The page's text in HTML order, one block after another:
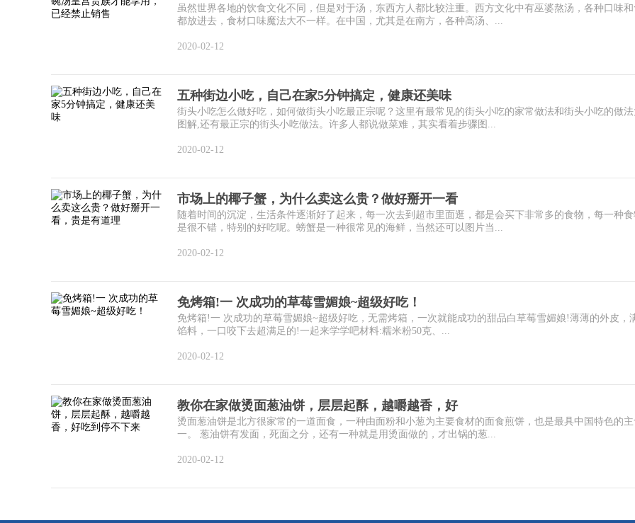
虽然世界各地的饮食文化不同，但是对于汤，东西方人都比较注重。西方文化中有巫婆熬汤，各种口味
都放进去，食材口味魔法大不一样。在中国，尤其是在南方，各种高汤、...
2020-02-12
五种街边小吃，自己在家5分钟搞定，健康还美味
街头小吃怎么做好吃，如何做街头小吃最正宗呢？这里有最常见的街头小吃的家常做法和街头小吃的做法
图解,还有最正宗的街头小吃做法。许多人都说做菜难，其实看着步骤图...
2020-02-12
市场上的椰子蟹，为什么卖这么贵？做好掰开一看
随着时间的沉淀，生活条件逐渐好了起来，每一次去到超市里面逛，都是会买下非常多的食物，每一种
是很不错，特别的好吃呢。螃蟹是一种很常见的海鲜，当然还可以图片当...
2020-02-12
免烤箱!一 次成功的草莓雪媚娘~超级好吃！
免烤箱!一 次成功的草莓雪媚娘~超级好吃，无需烤箱，一次就能成功的甜品白草莓雪媚娘!薄薄的外皮，
馅料，一口咬下去超满足的!一起来学学吧材料:糯米粉50克、...
2020-02-12
教你在家做烫面葱油饼，层层起酥，越嚼越香，好
烫面葱油饼是北方很家常的一道面食，一种由面粉和小葱为主要食材的面食煎饼，也是最具中国特色的主
一。 葱油饼有发面，死面之分，还有一种就是用烫面做的，才出锅的葱...
2020-02-12